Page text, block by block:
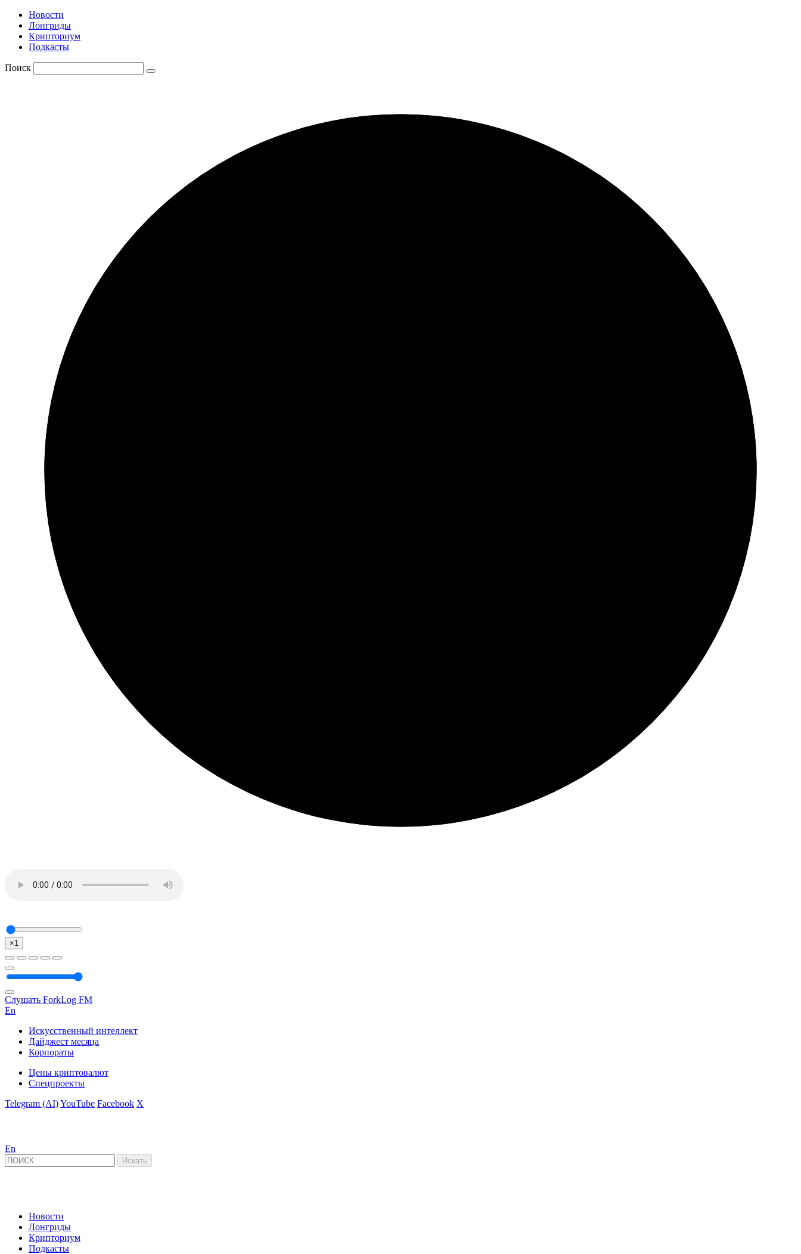
Новости
Лонгриды
Крипториум
Подкасты
Поиск
×1
Слушать ForkLog FM
En
Искусственный интеллект
Дайджест месяца
Корпораты
Цены криптовалют
Спецпроекты
Telegram (AI)YouTube Facebook X
En
Новости
Лонгриды
Крипториум
Подкасты